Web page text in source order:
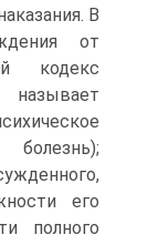
В
от
кодекс
его
полного